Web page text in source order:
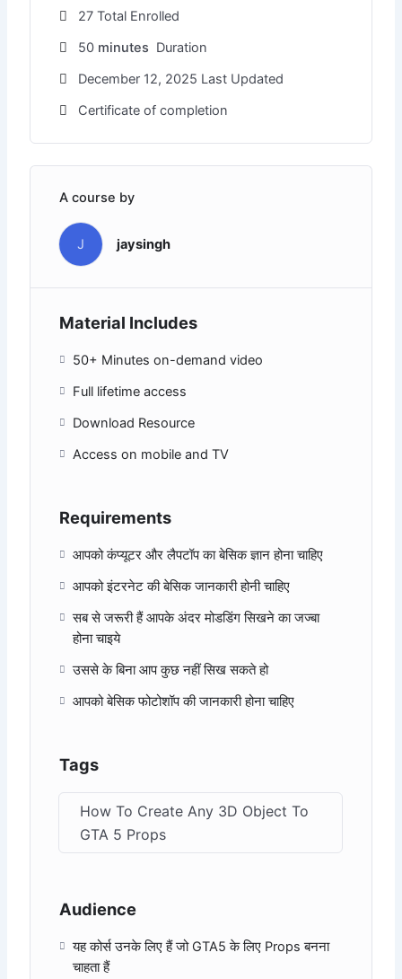
27 Total Enrolled
50 minutes Duration
December 12, 2025 Last Updated
Certificate of completion
A course by
J jaysingh
Material Includes
50+ Minutes on-demand video
Full lifetime access
Download Resource
Access on mobile and TV
Requirements
आपको कंप्यूटर और लैपटॉप का बेसिक ज्ञान होना चाहिए
आपको इंटरनेट की बेसिक जानकारी होनी चाहिए
सब से जरूरी हैं आपके अंदर मोडडिंग सिखने का जज्बा
होना चाइये
उससे के बिना आप कुछ नहीं सिख सकते हो
आपको बेसिक फोटोशॉप की जानकारी होना चाहिए
Tags
How To Create Any 3D Object To
GTA 5 Props
Audience
यह कोर्स उनके लिए हैं जो GTA5 के लिए Props बनना
चाहता हैं